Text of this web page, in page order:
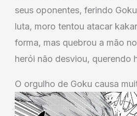
seus oponentes, ferindo
luta, moro tentou atacar
forma, mas quebrou a mão
herói não desviou, querendo
O orgulho de Goku causa